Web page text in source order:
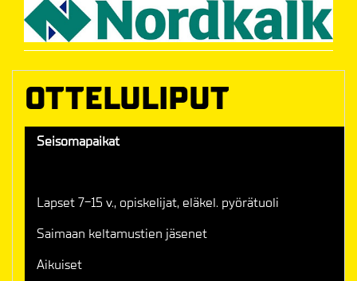
OTTELULIPUT
Seisomapaikat
Lapset 7-15 v., opiskelijat, eläkel. pyörätuoli
Saimaan keltamustien jäsenet
Aikuiset